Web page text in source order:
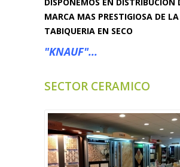
MARCA MAS PRESTIGIOSA DE LA
TABIQUERIA EN SECO
"KNAUF"...
SECTOR CERAMICO